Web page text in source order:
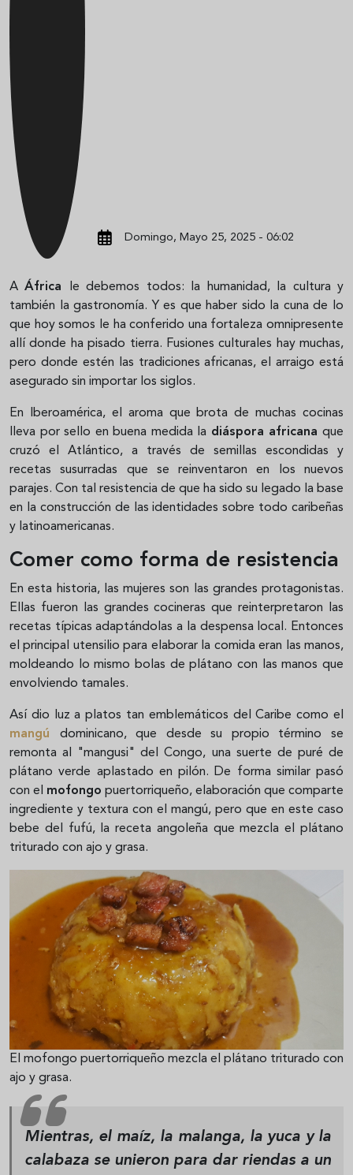
Domingo, Mayo 25, 2025 - 06:02
AÁfrica
le debemos todos: la humanidad, la cultura y
también la gastronomía. Y es que haber sido la cuna de lo
que hoy somos le ha conferido una fortaleza omnipresente
allí donde ha pisado tierra. Fusiones culturales hay muchas,
pero donde estén las tradiciones africanas, el arraigo está
asegurado sin importar los siglos.
En Iberoamérica, el aroma que brota de muchas cocinas
lleva por sello en buena medida la diáspora africana que
cruzó el Atlántico, a través de semillas escondidas y
recetas susurradas que se reinventaron en los nuevos
parajes. Con tal resistencia de que ha sido su legado la base
en la construcción de las identidades sobre todo caribeñas
y latinoamericanas.
Comer como forma de resistencia
En esta historia, las mujeres son las grandes protagonistas.
Ellas fueron las grandes cocineras que reinterpretaron las
recetas típicas adaptándolas a la despensa local. Entonces
el principal utensilio para elaborar la comida eran las manos,
moldeando lo mismo bolas de plátano con las manos que
envolviendo tamales.
Así dio luz a platos tan emblemáticos del Caribe como el
mangú
dominicano, que desde su propio término se
remonta al "mangusi" del Congo, una suerte de puré de
plátano verde aplastado en pilón. De forma similar pasó
con el mofongo puertorriqueño, elaboración que comparte
ingrediente y textura con el mangú, pero que en este caso
bebe del fufú, la receta angoleña que mezcla el plátano
triturado con ajo y grasa.
El mofongo puertorriqueño mezcla el plátano triturado con
ajo y grasa.
Mientras, el maíz, la malanga, la yuca y la
calabaza se unieron para dar riendas a un